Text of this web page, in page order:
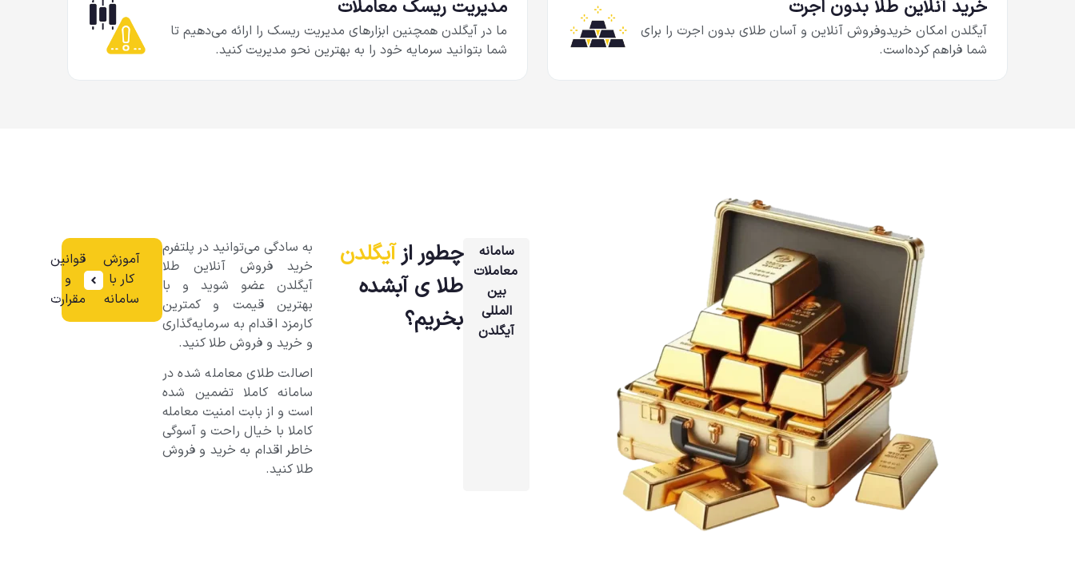
خرید آنلاین طلا بدون اجرت
آیگلدن امکان خرید‌و‌فروش آنلاین و آسان طلای بدون اجرت را برای
شما فراهم کرده‌است.
مدیریت ریسک معاملات
ما در آیگلدن همچنین ابزارهای مدیریت ریسک را ارائه می‌دهیم تا
شما بتوانید سرمایه خود را به بهترین نحو مدیریت کنید.
سامانه
معاملات
بین
المللی
آیگلدن
چطور ازآیگلدن
طلا ی آبشده
بخریم؟
به سادگی می‌توانید در پلتفرم
خرید فروش آنلاین طلا
آیگلدن عضو شوید و با
بهترین قیمت و کمترین
کارمزد اقدام به سرمایه‌گذاری
و خرید و فروش طلا کنید.
اصالت طلای معامله شده در
سامانه کاملا تضمین شده
است و از بابت امنیت معامله
کاملا با خیال راحت و آسوگی
خاطر اقدام به خرید و فروش
طلا کنید.
آموزش
کار با
سامانه
قوانین‌
و‌
مقرارت